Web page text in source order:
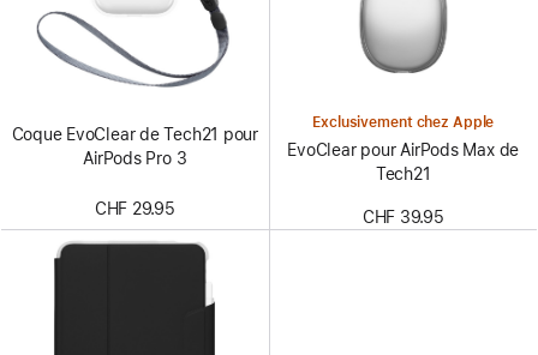
Coque EvoClear de Tech21 pour
AirPods Pro 3
CHF 29.95
Exclusivement chez Apple
EvoClear pour AirPods Max de
Tech21
CHF 39.95